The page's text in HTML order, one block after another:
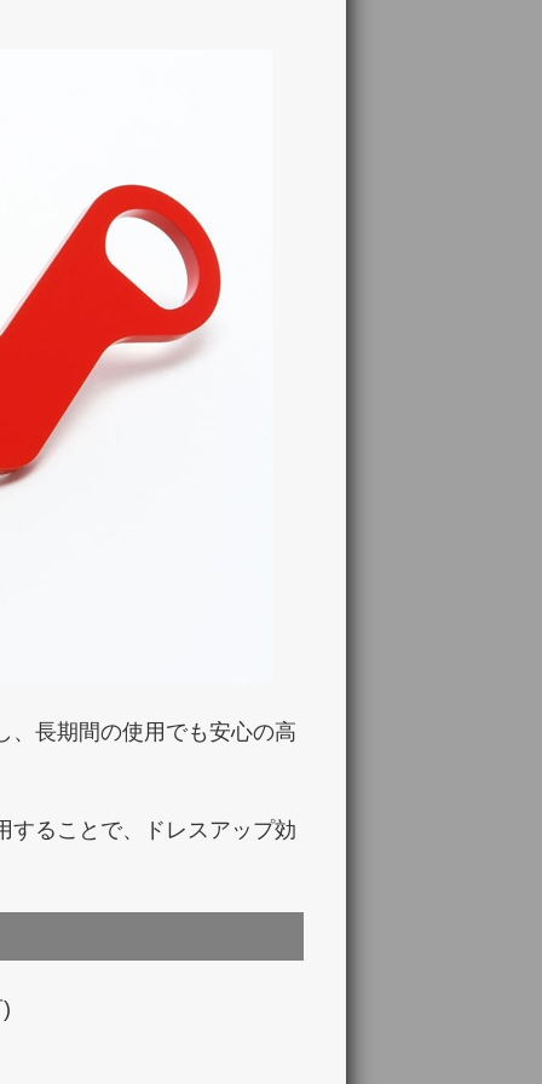
、長期間の使用でも安心の高
することで、ドレスアップ効